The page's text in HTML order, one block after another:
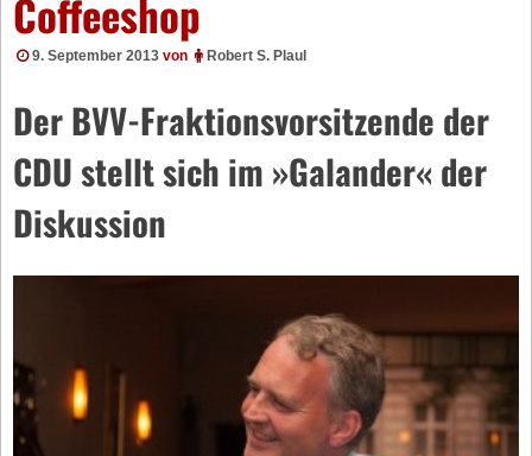
Coffeeshop
9. September 2013 von Robert S. Plaul
Der BVV-Fraktionsvorsitzende der
CDU stellt sich im »Galander« der
Diskussion